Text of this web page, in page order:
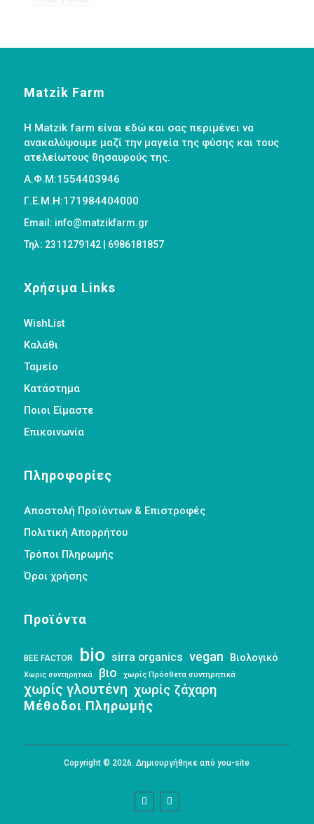
Matzik Farm
Η Matzik farm είναι εδώ και σας περιμένει να
ανακαλύψουμε μαζί την μαγεία της φύσης και τους
ατελείωτους θησαυρούς της.
Α.Φ.Μ:1554403946
Γ.Ε.Μ.Η:171984404000
Email: info@matzikfarm.gr
Τηλ: 2311279142 | 6986181857
Χρήσιμα Links
WishList
Καλάθι
Ταμείο
Κατάστημα
Ποιοι Είμαστε
Επικοινωνία
Πληροφορίες
Αποστολή Προϊόντων & Επιστροφές
Πολιτική Απορρήτου
Τρόποι Πληρωμής
Όροι χρήσης
Προϊόντα
BEE FACTOR bio sirra organics vegan Βιολογικό
Χωρις συντηρητικά βιο χωρίς Πρόσθετα συντηρητικά
χωρίς γλουτένη χωρίς ζάχαρη
Μέθοδοι Πληρωμής
Copyright © 2026. Δημιουργήθηκε από you-site